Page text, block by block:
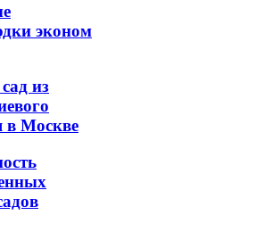
эконом
из
в Москве